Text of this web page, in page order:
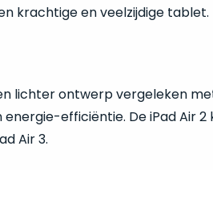
krachtige en veelzijdige tablet.
lichter ontwerp vergeleken
efficiëntie. De iPad Air 2
Air 3.